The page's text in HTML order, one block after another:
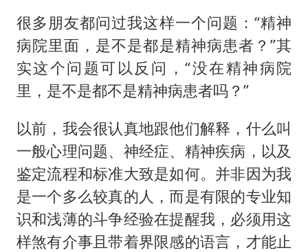
名创优品回应女子吐槽内裤质量差
出口禁令驱动有色板块大涨
秋天的第一杯奶茶到底有多火
U17国足点球大战淘汰河床晋级决赛
美股存储板块集体大跌
国乒男单横滨冠军赛全军覆没
38岁演员求职万岁山NPC成功
胡彦斌获《歌手2026》歌王
很多朋友都问过我这样一个问题：“精神
病院里面，是不是都是精神病患者？”其
实这个问题可以反问，“没在精神病院
里，是不是都不是精神病患者吗？”
以前，我会很认真地跟他们解释，什么叫
一般心理问题、神经症、精神疾病，以及
鉴定流程和标准大致是如何。并非因为我
是一个多么较真的人，而是有限的专业知
识和浅薄的斗争经验在提醒我，必须用这
样煞有介事且带着界限感的语言，才能止